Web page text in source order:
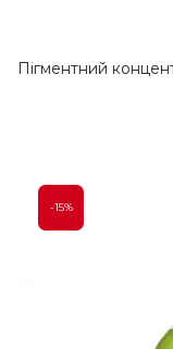
Пігментний
-15%